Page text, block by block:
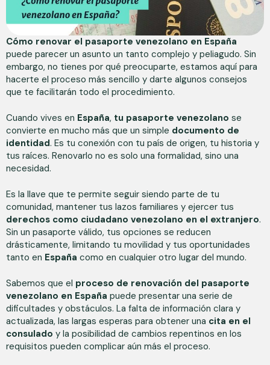
Cómo renovar el pasaporte venezolano en España
puede parecer un asunto un tanto complejo y peliagudo. Sin
embargo, no tienes por qué preocuparte, estamos aquí para
hacerte el proceso más sencillo y darte algunos consejos
que te facilitarán todo el procedimiento.
Cuando vives en España, tu pasaporte venezolano se
convierte en mucho más que un simple documento de
identidad. Es tu conexión con tu país de origen, tu historia y
tus raíces. Renovarlo no es solo una formalidad, sino una
necesidad.
Es la llave que te permite seguir siendo parte de tu
comunidad, mantener tus lazos familiares y ejercer tus
derechos como ciudadano venezolano en el extranjero.
Sin un pasaporte válido, tus opciones se reducen
drásticamente, limitando tu movilidad y tus oportunidades
tanto en España como en cualquier otro lugar del mundo.
Sabemos que el proceso de renovación del pasaporte
venezolano en España puede presentar una serie de
dificultades y obstáculos. La falta de información clara y
actualizada, las largas esperas para obtener una cita en el
consulado y la posibilidad de cambios repentinos en los
requisitos pueden complicar aún más el proceso.